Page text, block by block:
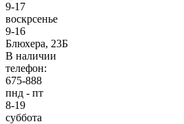
9-17
воскрсенье
9-16
Блюхера, 23Б
В наличии
телефон:
675-888
пнд - пт
8-19
суббота